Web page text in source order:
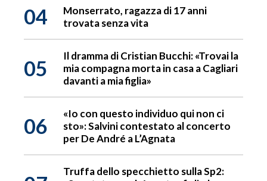
04
Monserrato, ragazza di 17 anni
trovata senza vita
05
Il dramma di Cristian Bucchi: «Trovai la
mia compagna morta in casa a Cagliari
davanti a mia figlia»
06
«Io con questo individuo qui non ci
sto»: Salvini contestato al concerto
per De André a L’Agnata
Truffa dello specchietto sulla Sp2: